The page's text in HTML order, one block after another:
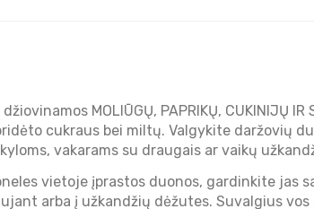
MOLIŪGŲ, PAPRIKŲ, CUKINIJŲ
cukraus bei miltų. Valgykite daržovių
vakarams su draugais ar vaikų
vietoje įprastos duonos, gardinkite jas
arba į užkandžių dėžutes. Suvalgius